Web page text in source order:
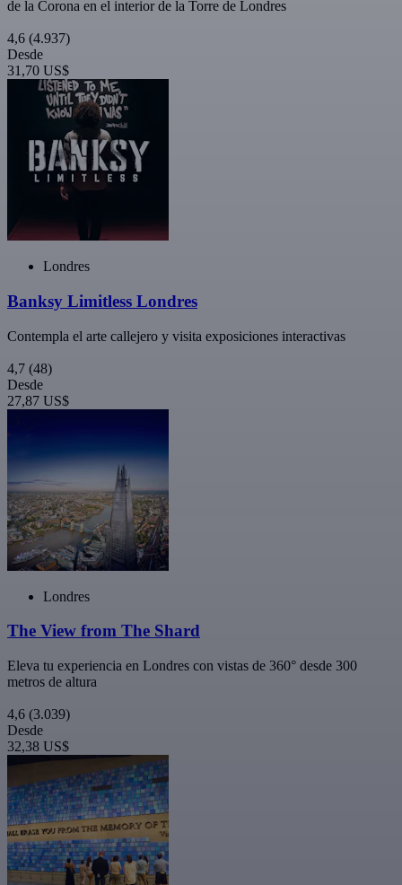
de la Corona en el interior de la Torre de Londres
4,6 (4.937)
Desde
31,70 US$
Londres
Banksy Limitless Londres
Contempla el arte callejero y visita exposiciones interactivas
4,7 (48)
Desde
27,87 US$
Londres
The View from The Shard
Eleva tu experiencia en Londres con vistas de 360° desde 300
metros de altura
4,6 (3.039)
Desde
32,38 US$